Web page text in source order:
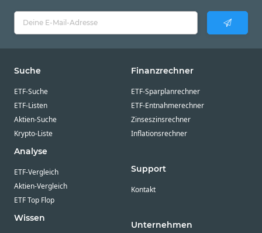
Suche
ETF-Suche
ETF-Listen
Aktien-Suche
Krypto-Liste
Analyse
ETF-Vergleich
Aktien-Vergleich
ETF Top Flop
Wissen
Finanzrechner
ETF-Sparplanrechner
ETF-Entnahmerechner
Zinseszinsrechner
Inflationsrechner
Support
Kontakt
Unternehmen